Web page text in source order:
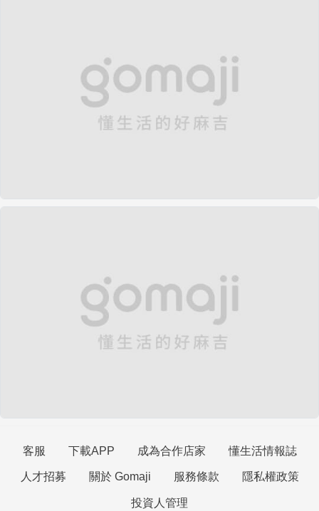
客服 下載APP 成為合作店家 懂生活情報誌
人才招募 關於 Gomaji 服務條款 隱私權政策
投資人管理